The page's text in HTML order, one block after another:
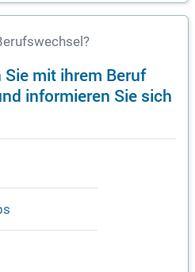
mit ihrem Beruf
informieren Sie sich